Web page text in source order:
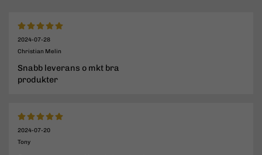
2024-07-28
Christian Melin
Snabb leverans o mkt bra
produkter
2024-07-20
Tony